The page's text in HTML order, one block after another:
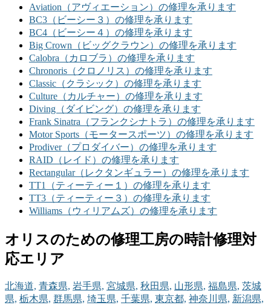
Aviation（アヴィエーション）の修理を承ります
BC3（ビーシー３）の修理を承ります
BC4（ビーシー４）の修理を承ります
Big Crown（ビッグクラウン）の修理を承ります
Calobra（カロブラ）の修理を承ります
Chronoris（クロノリス）の修理を承ります
Classic（クラシック）の修理を承ります
Culture（カルチャー）の修理を承ります
Diving（ダイビング）の修理を承ります
Frank Sinatra（フランクシナトラ）の修理を承ります
Motor Sports（モータースポーツ）の修理を承ります
Prodiver（プロダイバー）の修理を承ります
RAID（レイド）の修理を承ります
Rectangular（レクタンギュラー）の修理を承ります
TT1（ティーティー１）の修理を承ります
TT3（ティーティー３）の修理を承ります
Williams（ウィリアムズ）の修理を承ります
オリスのための修理工房の時計修理対
応エリア
北海道, 青森県, 岩手県, 宮城県, 秋田県, 山形県, 福島県, 茨城
県, 栃木県, 群馬県, 埼玉県, 千葉県, 東京都, 神奈川県, 新潟県,